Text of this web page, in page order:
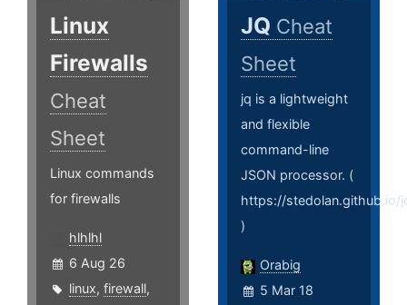
Linux
Firewalls
Cheat
Sheet
Linux commands
for firewalls
hlhlhl
6 Aug 26
linux, firewall,
JQ Cheat
Sheet
jq is a lightweight
and flexible
command-line
JSON processor. (
https://stedolan.github.io/
)
Orabig
5 Mar 18